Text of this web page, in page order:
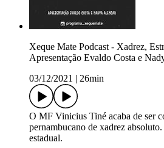
Xeque Mate Podcast - Xadrez,
Apresentação Evaldo Costa e
03/12/2021
26min
O MF Vinicius Tiné acaba de ser
pernambucano de xadrez
estadual.